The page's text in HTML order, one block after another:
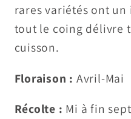
rares variétés ont
tout le coing délivre
cuisson.
Floraison : Avril-Mai
Récolte : Mi à fin